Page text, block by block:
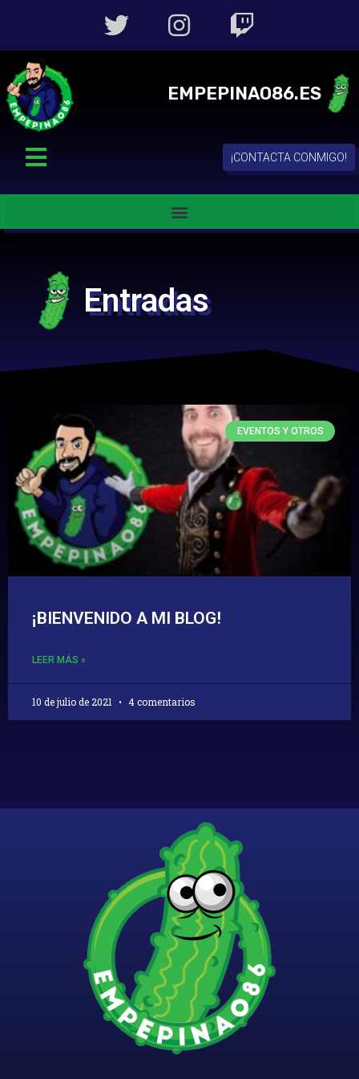
EMPEPINAO86.ES
¡CONTACTA CONMIGO!
Entradas
EVENTOS Y OTROS
¡BIENVENIDO A MI BLOG!
LEER MÁS »
10 de julio de 2021 4 comentarios